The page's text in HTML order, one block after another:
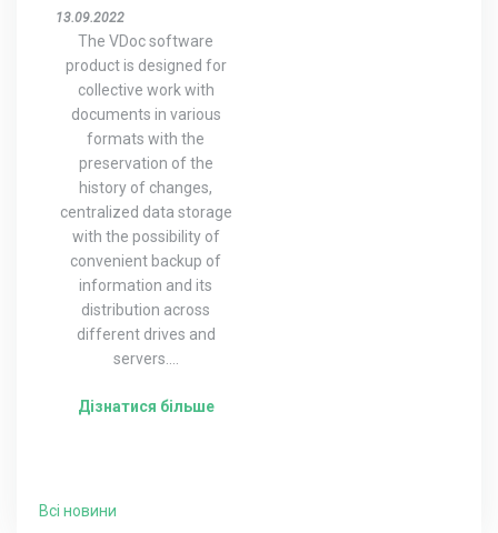
13.09.2022
The VDoc software
product is designed for
collective work with
documents in various
formats with the
preservation of the
history of changes,
centralized data storage
with the possibility of
convenient backup of
information and its
distribution across
different drives and
servers....
Дізнатися більше
Всі новини